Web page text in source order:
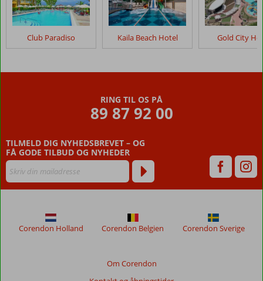
Club Paradiso Kaila Beach Hotel Gold City
RING TIL OS PÅ
89 87 92 00
TILMELD DIG NYHEDSBREVET – OG
FÅ GODE TILBUD OG NYHEDER
Om Corendon
Corendon Holland Corendon Belgien Corendon Sverige